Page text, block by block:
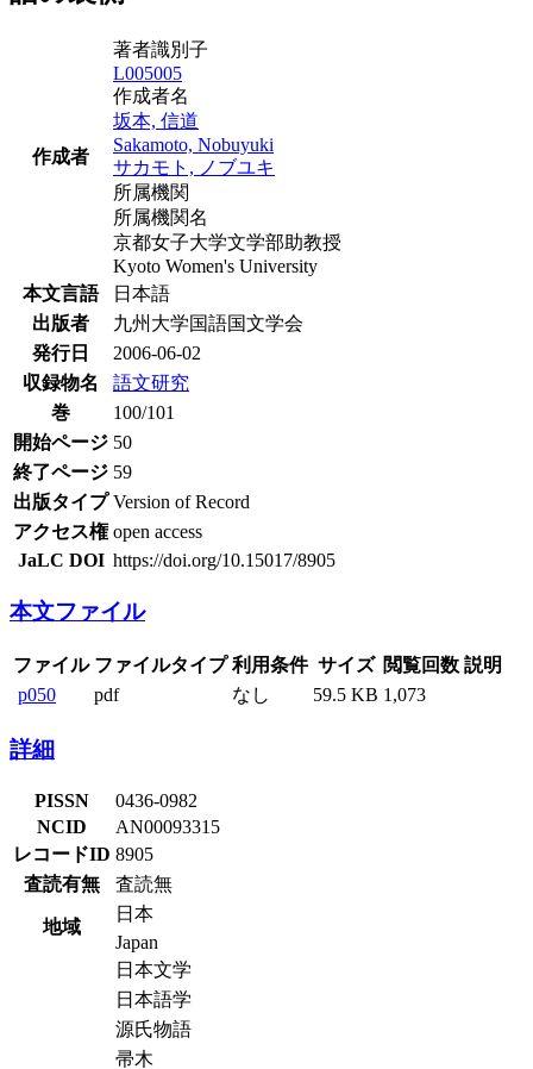
作成者
著者識別子
L005005
作成者名
坂本, 信道
Sakamoto, Nobuyuki
サカモト, ノブユキ
所属機関
所属機関名
京都女子大学文学部助教授
Kyoto Women's University
本文言語
日本語
出版者
九州大学国語国文学会
発行日
2006-06-02
収録物名
語文研究
巻
100/101
開始ページ 50
終了ページ 59
出版タイプ Version of Record
アクセス権 open access
JaLC DOI https://doi.org/10.15017/8905
本文ファイル
ファイル ファイルタイプ 利用条件 サイズ 閲覧回数 説明
p050
pdf なし 59.5 KB 1,073
詳細
PISSN
0436-0982
NCID
AN00093315
レコードID 8905
査読有無
査読無
地域
日本
Japan
日本文学
日本語学
源氏物語
帚木